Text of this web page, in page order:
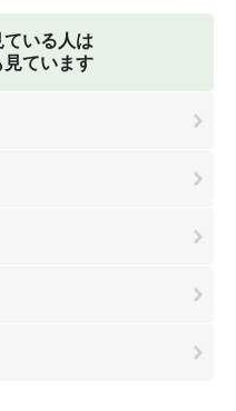
いる人は
見ています